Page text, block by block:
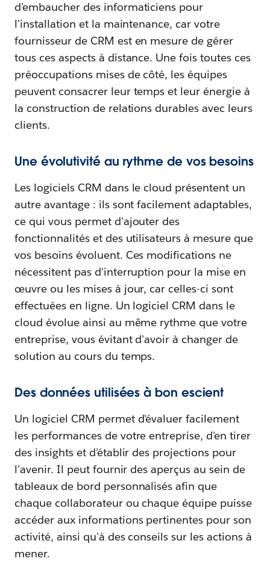
d'embaucher des informaticiens pour
l'installation et la maintenance, car votre
fournisseur de CRM est en mesure de gérer
tous ces aspects à distance. Une fois toutes ces
préoccupations mises de côté, les équipes
peuvent consacrer leur temps et leur énergie à
la construction de relations durables avec leurs
clients.
Une évolutivité au rythme de vos besoins
Les logiciels CRM dans le cloud présentent un
autre avantage : ils sont facilement adaptables,
ce qui vous permet d'ajouter des
fonctionnalités et des utilisateurs à mesure que
vos besoins évoluent. Ces modifications ne
nécessitent pas d'interruption pour la mise en
œuvre ou les mises à jour, car celles-ci sont
effectuées en ligne. Un logiciel CRM dans le
cloud évolue ainsi au même rythme que votre
entreprise, vous évitant d'avoir à changer de
solution au cours du temps.
Des données utilisées à bon escient
Un logiciel CRM permet d'évaluer facilement
les performances de votre entreprise, d'en tirer
des insights et d'établir des projections pour
l'avenir. Il peut fournir des aperçus au sein de
tableaux de bord personnalisés afin que
chaque collaborateur ou chaque équipe puisse
accéder aux informations pertinentes pour son
activité, ainsi qu'à des conseils sur les actions à
mener.